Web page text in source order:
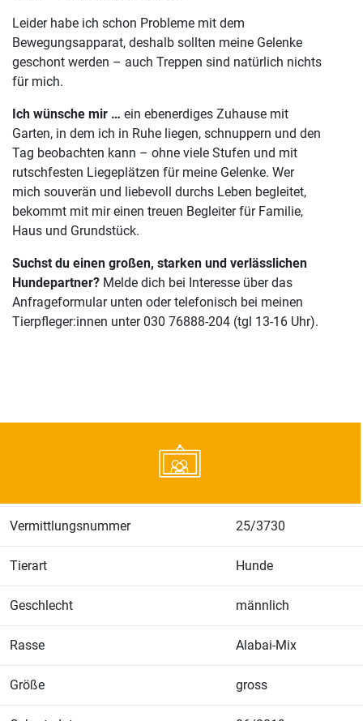
Leider habe ich schon Probleme mit dem
Bewegungsapparat, deshalb sollten meine Gelenke
geschont werden – auch Treppen sind natürlich nichts
für mich.
Ich wünsche mir … ein ebenerdiges Zuhause mit
Garten, in dem ich in Ruhe liegen, schnuppern und den
Tag beobachten kann – ohne viele Stufen und mit
rutschfesten Liegeplätzen für meine Gelenke. Wer
mich souverän und liebevoll durchs Leben begleitet,
bekommt mit mir einen treuen Begleiter für Familie,
Haus und Grundstück.
Suchst du einen großen, starken und verlässlichen
Hundepartner? Melde dich bei Interesse über das
Anfrageformular unten oder telefonisch bei meinen
Tierpfleger:innen unter 030 76888-204 (tgl 13-16 Uhr).
Vermittlungsnummer 25/3730
Tierart Hunde
Geschlecht männlich
Rasse Alabai-Mix
Größe gross